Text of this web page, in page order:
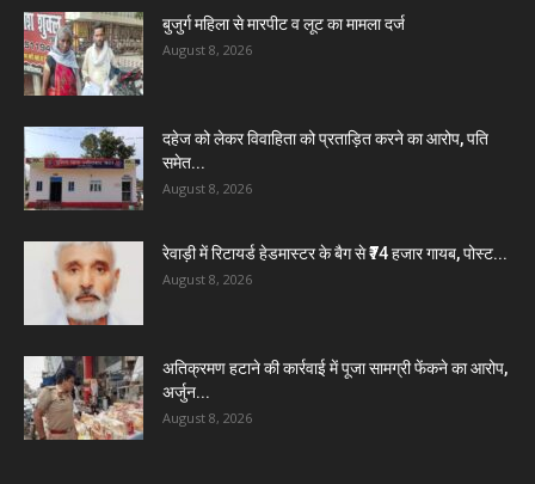
बुजुर्ग महिला से मारपीट व लूट का मामला दर्ज
August 8, 2026
दहेज को लेकर विवाहिता को प्रताड़ित करने का आरोप, पति
समेत...
August 8, 2026
रेवाड़ी में रिटायर्ड हेडमास्टर के बैग से ₹74 हजार गायब, पोस्ट...
August 8, 2026
अतिक्रमण हटाने की कार्रवाई में पूजा सामग्री फेंकने का आरोप,
अर्जुन...
August 8, 2026